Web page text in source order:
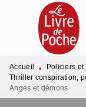
MENU
PIED DE PAGE
Accueil • Policiers
Thriller conspiration,
Anges et démons